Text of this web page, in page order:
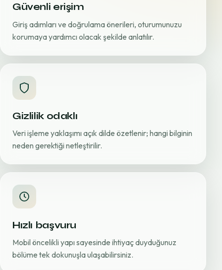
Güvenli erişim
Giriş adımları ve doğrulama önerileri, oturumunuzu
korumaya yardımcı olacak şekilde anlatılır.
Gizlilik odaklı
Veri işleme yaklaşımı açık dilde özetlenir; hangi bilginin
neden gerektiği netleştirilir.
Hızlı başvuru
Mobil öncelikli yapı sayesinde ihtiyaç duyduğunuz
bölüme tek dokunuşla ulaşabilirsiniz.